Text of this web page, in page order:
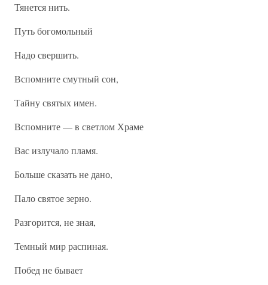
Тянется нить.
Путь богомольный
Надо свершить.
Вспомните смутный сон,
Тайну святых имен.
Вспомните — в светлом Храме
Вас излучало пламя.
Больше сказать не дано,
Пало святое зерно.
Разгорится, не зная,
Темный мир распиная.
Побед не бывает